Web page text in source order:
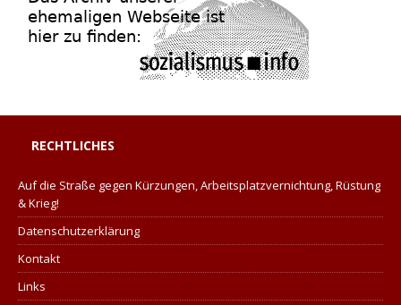
RECHTLICHES
Auf die Straße gegen Kürzungen, Arbeitsplatzvernichtung, Rüstung
& Krieg!
Datenschutzerklärung
Kontakt
Links